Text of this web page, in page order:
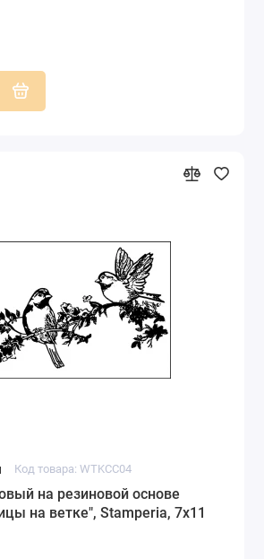
Код товара: WTKCC04
на резиновой основе
на ветке", Stamperia, 7х11